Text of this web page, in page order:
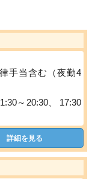
手当含む（夜勤4
～20:30、 17:30
詳細を見る